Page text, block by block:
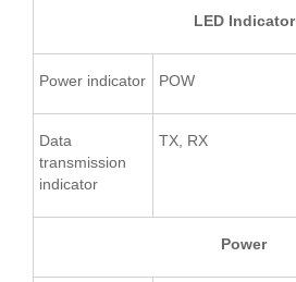
LED Indicator
Power indicator POW
Data
transmission
indicator
TX, RX
Power